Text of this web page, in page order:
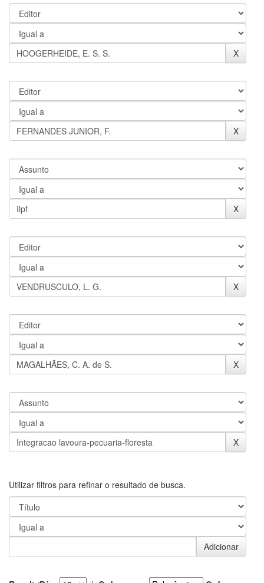
Utilizar filtros para refinar o resultado de busca.